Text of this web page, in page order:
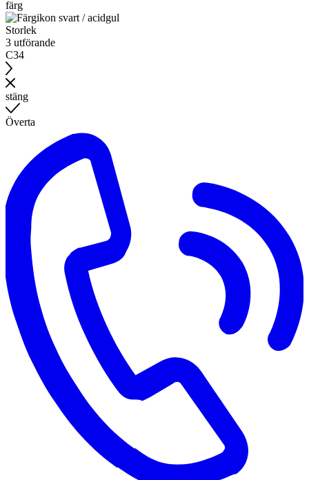
färg
Storlek
3 utförande
C34
stäng
Överta